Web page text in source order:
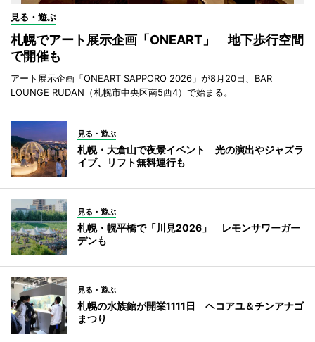
見る・遊ぶ
札幌でアート展示企画「ONEART」 地下歩行空間
で開催も
アート展示企画「ONEART SAPPORO 2026」が8月20日、BAR
LOUNGE RUDAN（札幌市中央区南5西4）で始まる。
見る・遊ぶ
札幌・大倉山で夜景イベント 光の演出やジャズラ
イブ、リフト無料運行も
見る・遊ぶ
札幌・幌平橋で「川見2026」 レモンサワーガー
デンも
見る・遊ぶ
札幌の水族館が開業1111日 ヘコアユ＆チンアナゴ
まつり